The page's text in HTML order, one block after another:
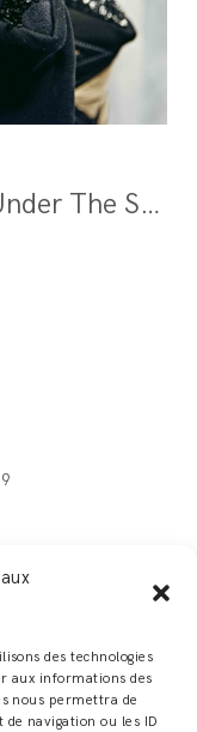
des technologies
aux informations des
nous permettra de
navigation ou les ID
Défilé Couture "Under The Shell" Paris Fashion Week Janvier 2019 / Photo : Ben Hincker
un